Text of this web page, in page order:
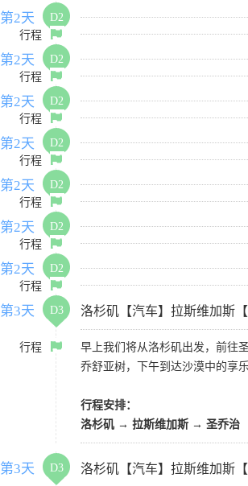
第2天
D2
行程
第2天
D2
行程
第2天
D2
行程
第2天
D2
行程
第2天
D2
行程
第2天
D2
行程
第2天
D2
行程
第3天 D3 洛杉矶【汽车】拉斯维加斯
行程
早上我们将从洛杉矶出发，前往
乔舒亚树，下午到达沙漠中的享
行程安排：
洛杉矶 → 拉斯维加斯 → 圣乔治
第3天 D3 洛杉矶【汽车】拉斯维加斯